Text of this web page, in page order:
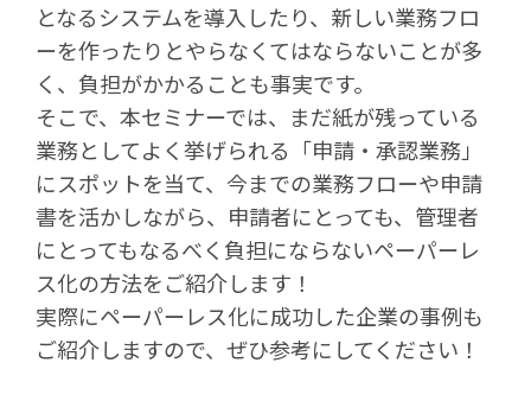
となるシステムを導入したり、新しい業務フロ
ーを作ったりとやらなくてはならないことが多
く、負担がかかることも事実です。
そこで、本セミナーでは、まだ紙が残っている
業務としてよく挙げられる「申請・承認業務」
にスポットを当て、今までの業務フローや申請
書を活かしながら、申請者にとっても、管理者
にとってもなるべく負担にならないペーパーレ
ス化の方法をご紹介します！
実際にペーパーレス化に成功した企業の事例も
ご紹介しますので、ぜひ参考にしてください！